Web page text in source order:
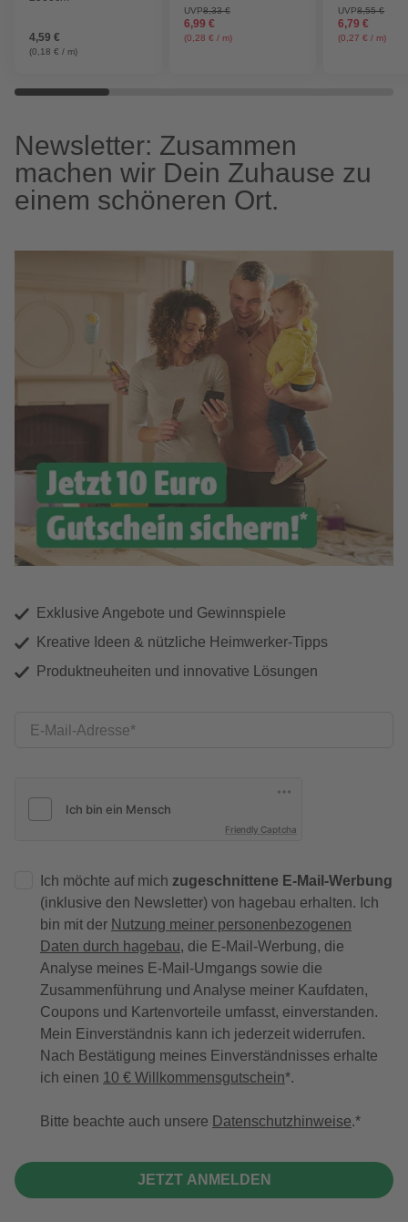
4,59 €
(0,18 € / m)
UVP8,33 €
6,99 €
(0,28 € / m)
UVP8,55 €
6,79 €
(0,27 € / m)
Newsletter: Zusammen
machen wir Dein Zuhause zu
einem schöneren Ort.
Exklusive Angebote und Gewinnspiele
Kreative Ideen & nützliche Heimwerker-Tipps
Produktneuheiten und innovative Lösungen
E-Mail-Adresse
Friendly Captcha
Ich möchte auf mich zugeschnittene E-Mail-Werbung
(inklusive den Newsletter) von hagebau erhalten. Ich
bin mit der Nutzung meiner personenbezogenen
Daten durch hagebau, die E-Mail-Werbung, die
Analyse meines E-Mail-Umgangs sowie die
Zusammenführung und Analyse meiner Kaufdaten,
Coupons und Kartenvorteile umfasst, einverstanden.
Mein Einverständnis kann ich jederzeit widerrufen.
Nach Bestätigung meines Einverständnisses erhalte
ich einen 10 € Willkommensgutschein*.
Bitte beachte auch unsere Datenschutzhinweise.
JETZT ANMELDEN